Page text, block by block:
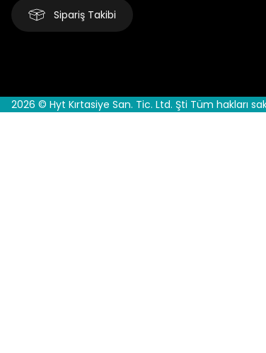
Sipariş Takibi
2026 © Hyt Kırtasiye San. Tic. Ltd. Şti Tüm hakları